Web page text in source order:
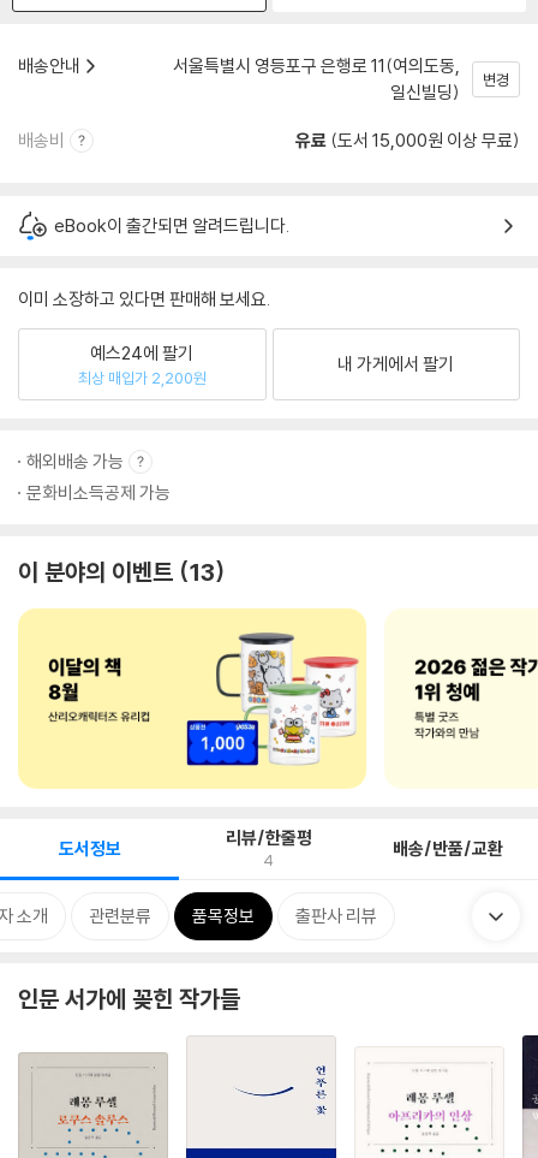
배송안내
서울특별시 영등포구 은행로 11(여의도동,
일신빌딩)
변경
배송비 유료 (도서 15,000원 이상 무료)
eBook이 출간되면 알려드립니다.
이미 소장하고 있다면 판매해 보세요.
예스24에 팔기
최상 매입가 2,200원
내 가게에서 팔기
해외배송 가능
문화비소득공제 가능
이 분야의 이벤트 13
도서정보 리뷰/한줄평
4 배송/반품/교환
소개 관련분류 품목정보 출판사 리뷰
인문 서가에 꽂힌 작가들